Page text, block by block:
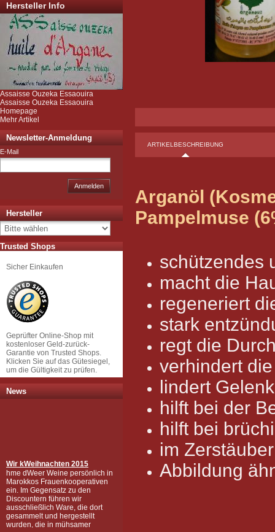
ARTIKELBESCHREIBUNG
Arganöl
Pampelmuse
schützendes
macht die
regeneriert
stark
regt die
verhindert
lindert
hilft bei der
hilft bei
im Zerstäuber
Abbildung
Hersteller Info
Assaisse Ouzeka Essaouira
Assaisse Ouzeka Essaouira
Homepage
Mehr Artikel
Newsletter-Anmeldung
E-Mail
Anmelden
Hersteller
Trusted Shops
Sicher Einkaufen
Geprüfter Online-Shop mit
kostenloser Geld-zurück-
Garantie von Trusted Shops.
Klicken Sie auf das Gütesiegel,
um die Gültigkeit zu prüfen.
News
hme dWeer Weine persönlich in
Marokkos Frauenkooperativen
ein. Im Gegensatz zu den
Discountern führen wir
ausschließlich Ware, die dort
gesammelt und hergestellt
wurden, die in mühsamer
Handarbeit zu den wertvollen